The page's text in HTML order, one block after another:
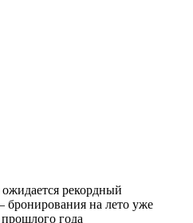
рекордный
бронирования на лето уже
года